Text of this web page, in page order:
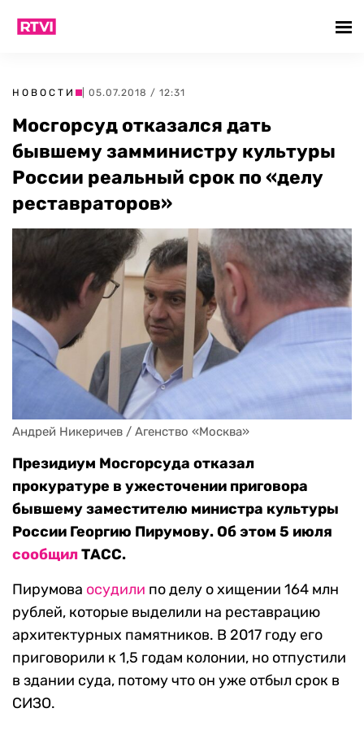
НОВОСТИ | 05.07.2018 / 12:31
Мосгорсуд отказался дать
бывшему замминистру культуры
России реальный срок по «делу
реставраторов»
Андрей Никеричев / Агенство «Москва»
Президиум Мосгорсуда отказал
прокуратуре в ужесточении приговора
бывшему заместителю министра культуры
России Георгию Пирумову. Об этом 5 июля
сообщилТАСС.
Пирумова осудили по делу о хищении 164 млн
рублей, которые выделили на реставрацию
архитектурных памятников. В 2017 году его
приговорили к 1,5 годам колонии, но отпустили
в здании суда, потому что он уже отбыл срок в
СИЗО.